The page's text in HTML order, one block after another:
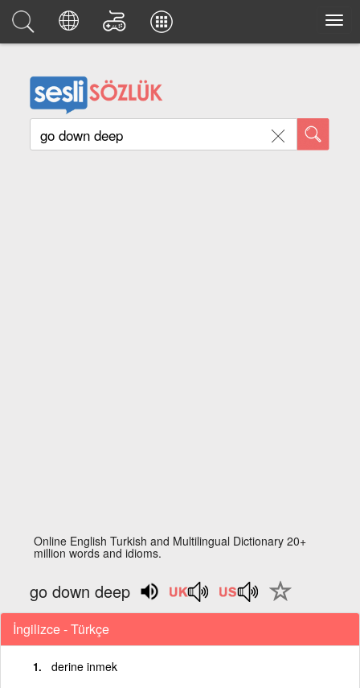
Online English Turkish and Multilingual Dictionary 20+
million words and idioms.
go down deep
İngilizce - Türkçe
derine inmek